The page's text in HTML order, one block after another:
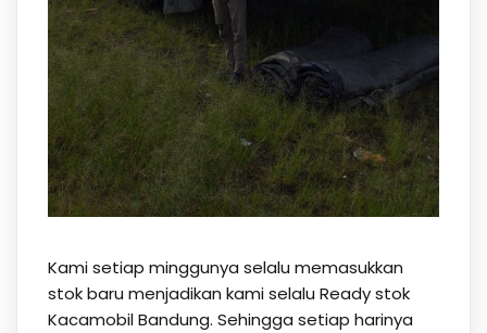
Kami setiap minggunya selalu memasukkan
stok baru menjadikan kami selalu Ready stok
Kacamobil Bandung. Sehingga setiap harinya